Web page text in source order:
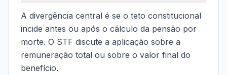
A divergência central é se o teto constitucional
incide antes ou após o cálculo da pensão por
morte. O STF discute a aplicação sobre a
remuneração total ou sobre o valor final do
benefício.